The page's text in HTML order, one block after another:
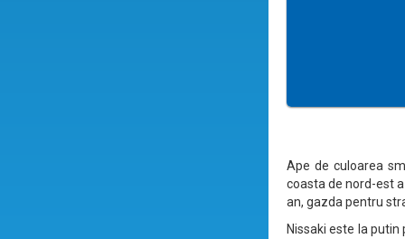
Ape de culoarea
coasta de nord-est
an, gazda pentru
Nissaki este la